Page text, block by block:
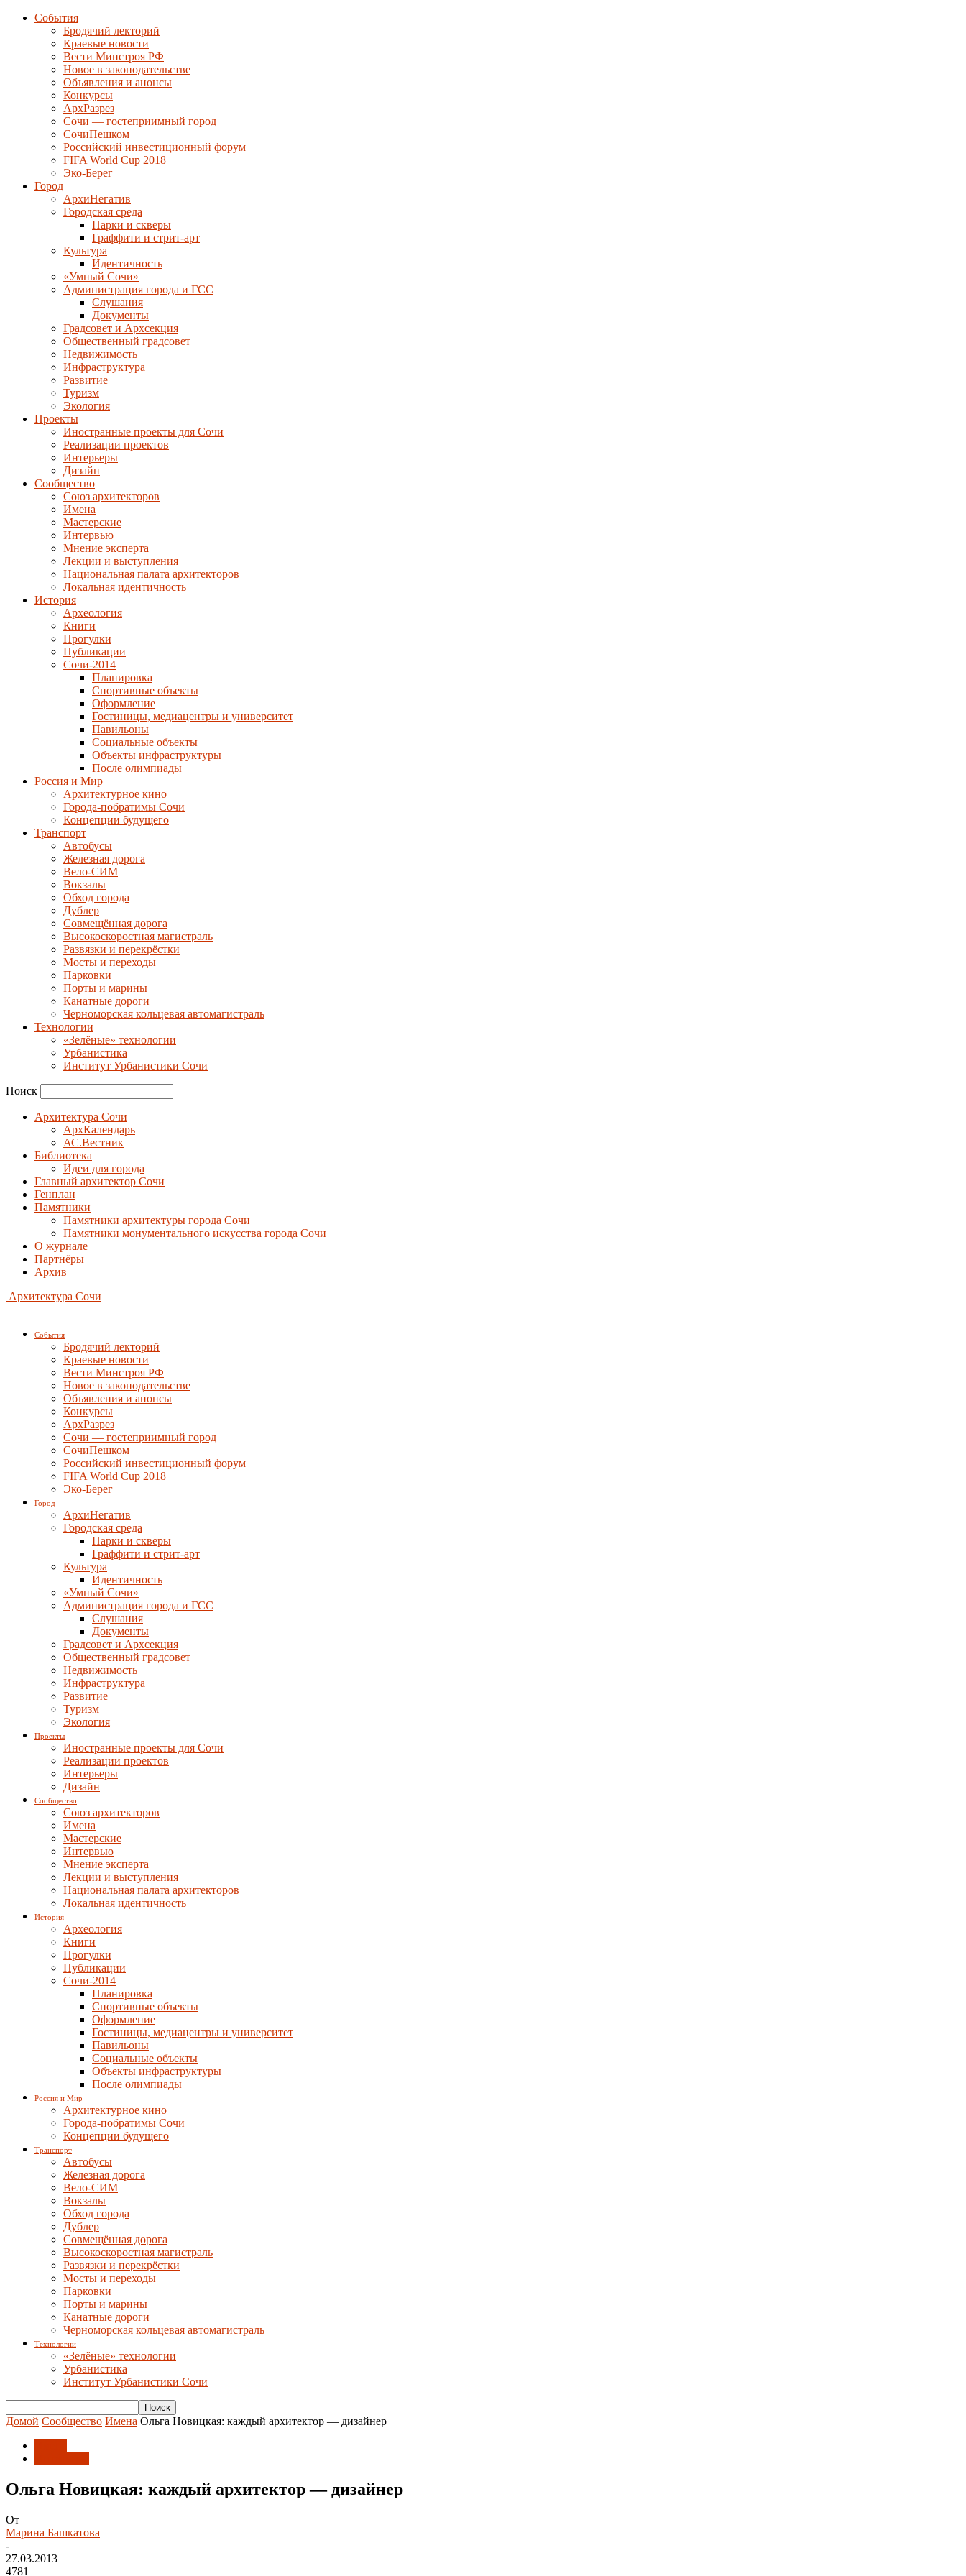
События
Бродячий лекторий
Краевые новости
Вести Минстроя РФ
Новое в законодательстве
Объявления и анонсы
Конкурсы
АрхРазрез
Сочи — гостеприимный город
СочиПешком
Российский инвестиционный форум
FIFA World Cup 2018
Эко-Берег
Город
АрхиНегатив
Городская среда
Парки и скверы
Граффити и стрит-арт
Культура
Идентичность
«Умный Сочи»
Администрация города и ГСС
Слушания
Документы
Градсовет и Архсекция
Общественный градсовет
Недвижимость
Инфраструктура
Развитие
Туризм
Экология
Проекты
Иностранные проекты для Сочи
Реализации проектов
Интерьеры
Дизайн
Сообщество
Союз архитекторов
Имена
Мастерские
Интервью
Мнение эксперта
Лекции и выступления
Национальная палата архитекторов
Локальная идентичность
История
Археология
Книги
Прогулки
Публикации
Сочи-2014
Планировка
Спортивные объекты
Оформление
Гостиницы, медиацентры и университет
Павильоны
Социальные объекты
Объекты инфраструктуры
После олимпиады
Россия и Мир
Архитектурное кино
Города-побратимы Сочи
Концепции будущего
Транспорт
Автобусы
Железная дорога
Вело-СИМ
Вокзалы
Обход города
Дублер
Совмещённая дорога
Высокоскоростная магистраль
Развязки и перекрёстки
Мосты и переходы
Парковки
Порты и марины
Канатные дороги
Черноморская кольцевая автомагистраль
Технологии
«Зелёные» технологии
Урбанистика
Институт Урбанистики Сочи
Поиск
Архитектура Сочи
АрхКалендарь
АС.Вестник
Библиотека
Идеи для города
Главный архитектор Сочи
Генплан
Памятники
Памятники архитектуры города Сочи
Памятники монументального искусства города Сочи
О журнале
Партнёры
Архив
Архитектура Сочи
События
Бродячий лекторий
Краевые новости
Вести Минстроя РФ
Новое в законодательстве
Объявления и анонсы
Конкурсы
АрхРазрез
Сочи — гостеприимный город
СочиПешком
Российский инвестиционный форум
FIFA World Cup 2018
Эко-Берег
Город
АрхиНегатив
Городская среда
Парки и скверы
Граффити и стрит-арт
Культура
Идентичность
«Умный Сочи»
Администрация города и ГСС
Слушания
Документы
Градсовет и Архсекция
Общественный градсовет
Недвижимость
Инфраструктура
Развитие
Туризм
Экология
Проекты
Иностранные проекты для Сочи
Реализации проектов
Интерьеры
Дизайн
Сообщество
Союз архитекторов
Имена
Мастерские
Интервью
Мнение эксперта
Лекции и выступления
Национальная палата архитекторов
Локальная идентичность
История
Археология
Книги
Прогулки
Публикации
Сочи-2014
Планировка
Спортивные объекты
Оформление
Гостиницы, медиацентры и университет
Павильоны
Социальные объекты
Объекты инфраструктуры
После олимпиады
Россия и Мир
Архитектурное кино
Города-побратимы Сочи
Концепции будущего
Транспорт
Автобусы
Железная дорога
Вело-СИМ
Вокзалы
Обход города
Дублер
Совмещённая дорога
Высокоскоростная магистраль
Развязки и перекрёстки
Мосты и переходы
Парковки
Порты и марины
Канатные дороги
Черноморская кольцевая автомагистраль
Технологии
«Зелёные» технологии
Урбанистика
Институт Урбанистики Сочи
Домой Сообщество Имена Ольга Новицкая: каждый архитектор — дизайнер
Ольга Новицкая: каждый архитектор — дизайнер
От
Марина Башкатова
-
27.03.2013
4781